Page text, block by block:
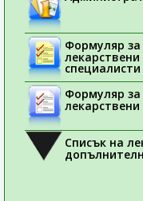
Формуляр
специалисти
Формуляр
Списък на